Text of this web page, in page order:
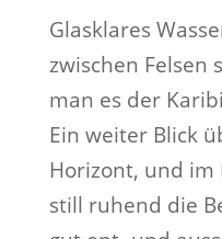
Glasklares
zwischen Felsen
man es der
Ein weiter Blick
Horizont, und
still ruhend die